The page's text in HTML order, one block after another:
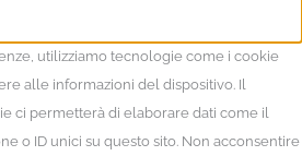
utilizziamo tecnologie come i cookie
alle informazioni del dispositivo. Il
ci permetterà di elaborare dati come il
o ID unici su questo sito. Non acconsentire